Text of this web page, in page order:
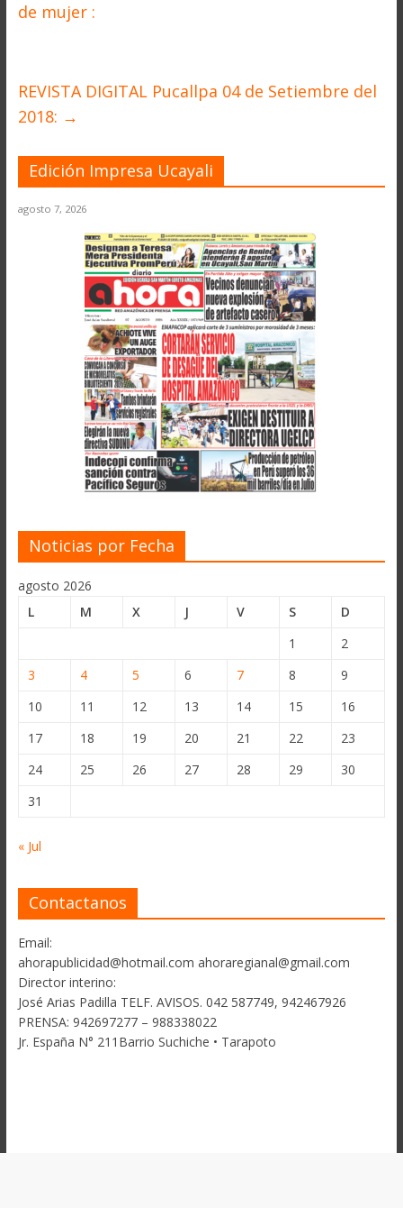
de mujer :
REVISTA DIGITAL Pucallpa 04 de Setiembre del
2018: →
Edición Impresa Ucayali
agosto 7, 2026
Noticias por Fecha
agosto 2026
L
M X J V S
D
1
2
3
4 5 6 7 8
9
10
11 12 13 14 15
16
17
18 19 20 21 22
23
24
25 26 27 28 29
30
31
« Jul
Contactanos
Email:
ahorapublicidad@hotmail.com ahoraregianal@gmail.com
Director interino:
José Arias Padilla TELF. AVISOS. 042 587749, 942467926
PRENSA: 942697277 – 988338022
Jr. España N° 211Barrio Suchiche • Tarapoto